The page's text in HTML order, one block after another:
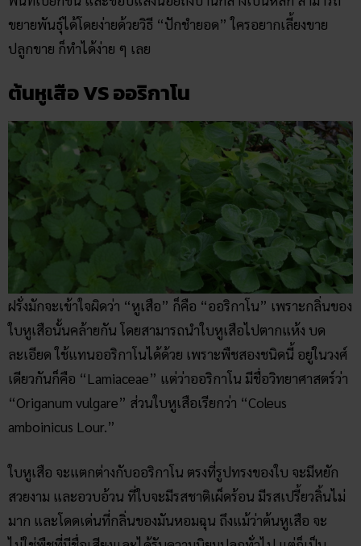
ขยายพันธ์ุได้โดยง่ายด้วยวิธี “ปักชำยอด” ใครอยากเลี้ยงขาย
ปลูกขาย ก็ทำได้ง่าย ๆ เลย
ต้นหูเสือ VS ออริกาโน
ฝรั่งมักจะเข้าใจผิดว่า “หูเสือ” ก็คือ “ออริกาโน” เพราะกลิ่นของ
ใบหูเสือนั้นคล้ายกัน โดยสามารถนำใบหูเสือไปตากแห้ง บด
ละเอียด ใช้แทนออริกาโนได้ด้วย เพราะพืชสองชนิดนี้ อยู่ในวงศ์
เดียวกันก็คือ “Lamiaceae” แต่ว่าออริกาโน มีชื่อวิทยาศาสตร์ว่า
“Origanum vulgare” ส่วนใบหูเสือเรียกว่า “Coleus
amboinicus Lour.”
ใบหูเสือ จะแตกต่างกับออริกาโน ตรงที่รูปทรงของใบ จะมีหยัก
สวยงาม และอวบอ้วน ที่ใบจะมีรสชาติเผ็ดร้อน มีรสเปรี้ยวลิ้นไม่
มาก และโดดเด่นที่กลิ่นของมันหอมฉุน ถึงแม้ว่าต้นหูเสือ จะ